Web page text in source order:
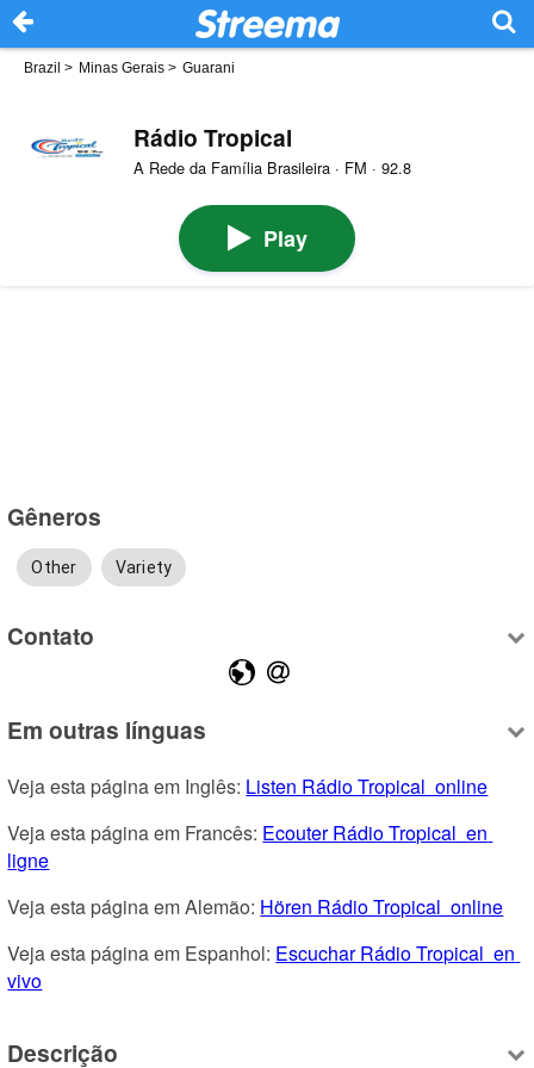
Brazil > Minas Gerais > Guarani
Rádio Tropical
A Rede da Família Brasileira · FM · 92.8
Play
Gêneros
Other Variety
Contato
Em outras línguas
Veja esta página em Inglês: Listen Rádio Tropical  online
Veja esta página em Francês: Ecouter Rádio Tropical  en
ligne
Veja esta página em Alemão: Hören Rádio Tropical  online
Veja esta página em Espanhol: Escuchar Rádio Tropical  en
vivo
Descrição